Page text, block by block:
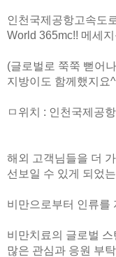
인천국제공항고속도
World 365mc!! 메세
(글로벌로 쭉쭉 뻗어
지방이도 함께했지요
ㅁ위치 : 인천국제공
해외 고객님들을 더
선보일 수 있게 되었
비만으로부터 인류를
비만치료의 글로벌
많은 관심과 응원 부